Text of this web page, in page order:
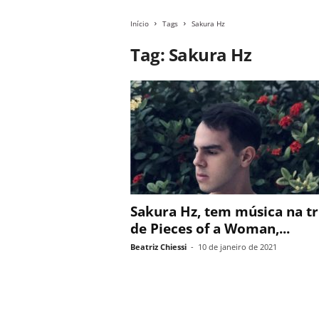
Início Tags Sakura Hz
Tag: Sakura Hz
Sakura Hz, tem música na
de Pieces of a Woman,...
Beatriz Chiessi - 10 de janeiro de 2021